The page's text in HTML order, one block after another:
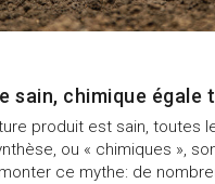
sain, chimique égale
produit est sain, toutes
ou « chimiques »,
ce mythe: de